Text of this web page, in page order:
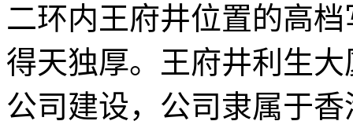
二环内王府井位置的高
得天独厚。王府井利生
公司建设，公司隶属于